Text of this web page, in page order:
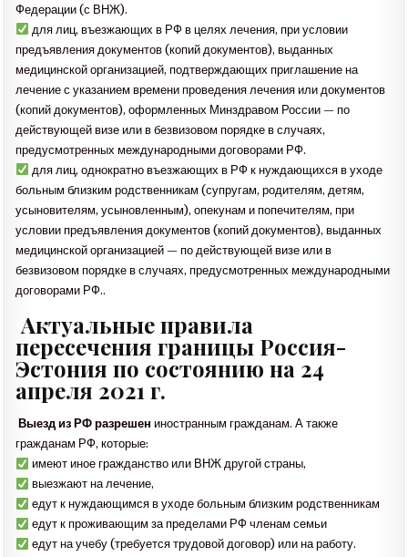
Федерации (с ВНЖ).
для лиц, въезжающих в РФ в целях лечения, при условии
предъявления документов (копий документов), выданных
медицинской организацией, подтверждающих приглашение на
лечение с указанием времени проведения лечения или документов
(копий документов), оформленных Минздравом России — по
действующей визе или в безвизовом порядке в случаях,
предусмотренных международными договорами РФ.
для лиц, однократно въезжающих в РФ к нуждающихся в уходе
больным близким родственникам (супругам, родителям, детям,
усыновителям, усыновленным), опекунам и попечителям, при
условии предъявления документов (копий документов), выданных
медицинской организацией — по действующей визе или в
безвизовом порядке в случаях, предусмотренных международными
договорами РФ..
Актуальные правила
пересечения границы Россия-
Эстония по состоянию на 24
апреля 2021 г.
Выезд из РФ разрешен иностранным гражданам. А также
гражданам РФ, которые:
имеют иное гражданство или ВНЖ другой страны,
выезжают на лечение,
едут к нуждающимся в уходе больным близким родственникам
едут к проживающим за пределами РФ членам семьи
едут на учебу (требуется трудовой договор) или на работу.